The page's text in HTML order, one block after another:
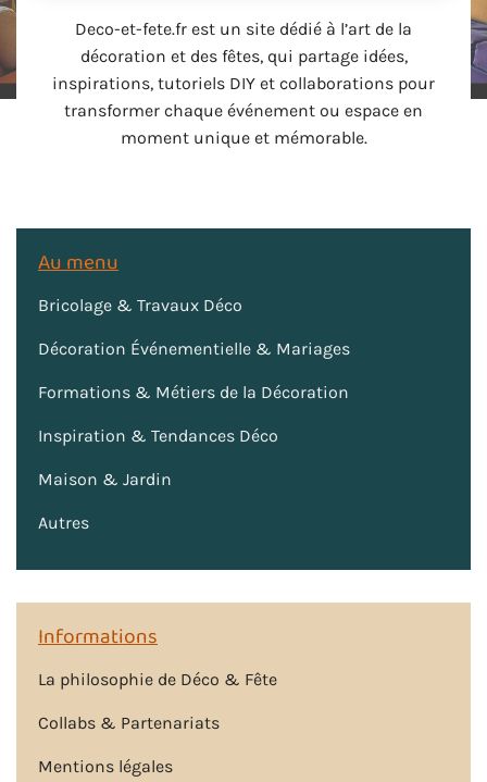
Deco-et-fete.fr est un site dédié à l’art de la
décoration et des fêtes, qui partage idées,
inspirations, tutoriels DIY et collaborations pour
transformer chaque événement ou espace en
moment unique et mémorable.
Au menu
Bricolage & Travaux Déco
Décoration Événementielle & Mariages
Formations & Métiers de la Décoration
Inspiration & Tendances Déco
Maison & Jardin
Autres
Informations
La philosophie de Déco & Fête
Collabs & Partenariats
Mentions légales